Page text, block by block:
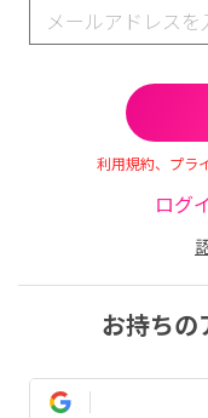
利用規約、プラ
ログ
お持ちの